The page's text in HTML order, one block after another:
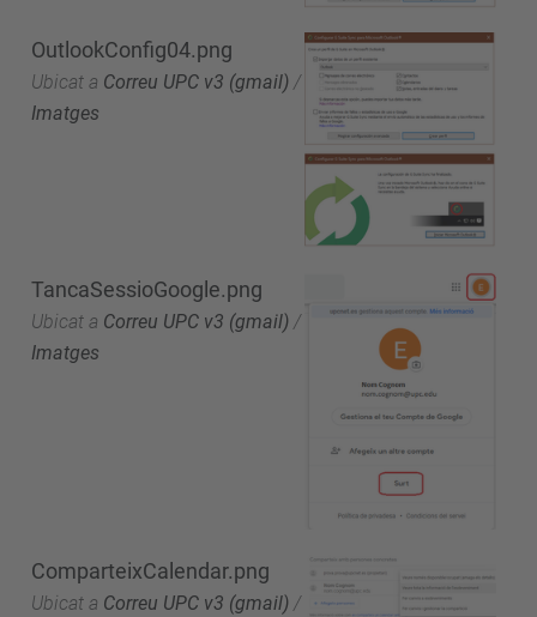
OutlookConfig04.png
Ubicat a Correu UPC v3 (gmail) /
Imatges
TancaSessioGoogle.png
Ubicat a Correu UPC v3 (gmail) /
Imatges
ComparteixCalendar.png
Ubicat a Correu UPC v3 (gmail) /